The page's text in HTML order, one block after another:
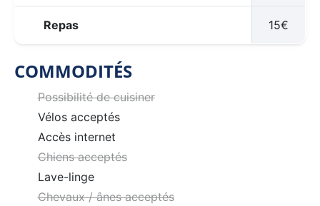
Repas 15€
COMMODITÉS
Possibilité de cuisiner
Vélos acceptés
Accès internet
Chiens acceptés
Lave-linge
Chevaux / ânes acceptés